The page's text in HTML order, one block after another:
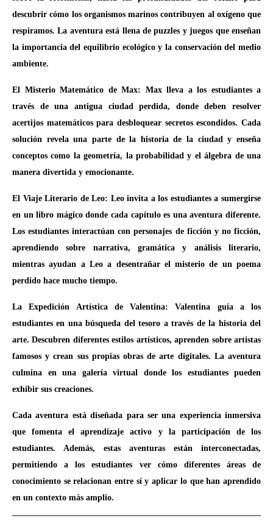
descubrir cómo los organismos marinos contribuyen al oxígeno que
respiramos. La aventura está llena de puzzles y juegos que enseñan
la importancia del equilibrio ecológico y la conservación del medio
ambiente.
El Misterio Matemático de Max: Max lleva a los estudiantes a
través de una antigua ciudad perdida, donde deben resolver
acertijos matemáticos para desbloquear secretos escondidos. Cada
solución revela una parte de la historia de la ciudad y enseña
conceptos como la geometría, la probabilidad y el álgebra de una
manera divertida y emocionante.
El Viaje Literario de Leo: Leo invita a los estudiantes a sumergirse
en un libro mágico donde cada capítulo es una aventura diferente.
Los estudiantes interactúan con personajes de ficción y no ficción,
aprendiendo sobre narrativa, gramática y análisis literario,
mientras ayudan a Leo a desentrañar el misterio de un poema
perdido hace mucho tiempo.
La Expedición Artística de Valentina: Valentina guía a los
estudiantes en una búsqueda del tesoro a través de la historia del
arte. Descubren diferentes estilos artísticos, aprenden sobre artistas
famosos y crean sus propias obras de arte digitales. La aventura
culmina en una galería virtual donde los estudiantes pueden
exhibir sus creaciones.
Cada aventura está diseñada para ser una experiencia inmersiva
que fomenta el aprendizaje activo y la participación de los
estudiantes. Además, estas aventuras están interconectadas,
permitiendo a los estudiantes ver cómo diferentes áreas de
conocimiento se relacionan entre sí y aplicar lo que han aprendido
en un contexto más amplio.